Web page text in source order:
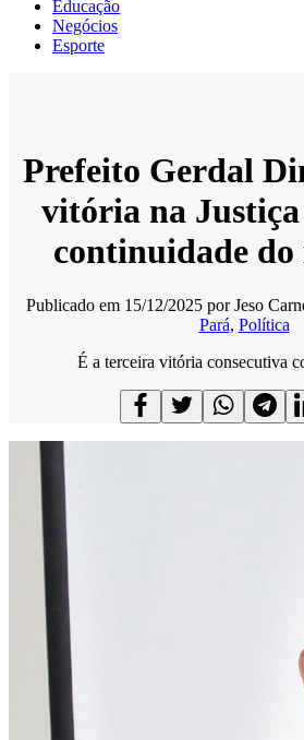
Educação
Negócios
Esporte
Prefeito Gerdal
vitória na
continuidade do
Publicado em 15/12/2025 porJeso
Pará, Política
É a terceira vitória consecutiva